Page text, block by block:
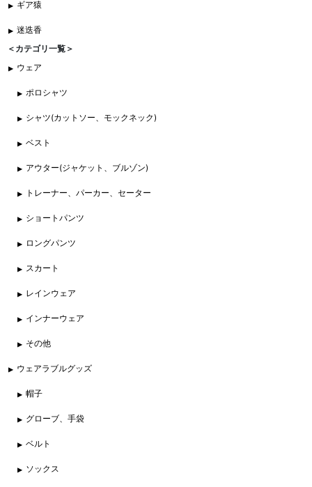
ギア猿
迷迭香
＜カテゴリ一覧＞
ウェア
ポロシャツ
シャツ(カットソー、モックネック)
ベスト
アウター(ジャケット、ブルゾン)
トレーナー、パーカー、セーター
ショートパンツ
ロングパンツ
スカート
レインウェア
インナーウェア
その他
ウェアラブルグッズ
帽子
グローブ、手袋
ベルト
ソックス